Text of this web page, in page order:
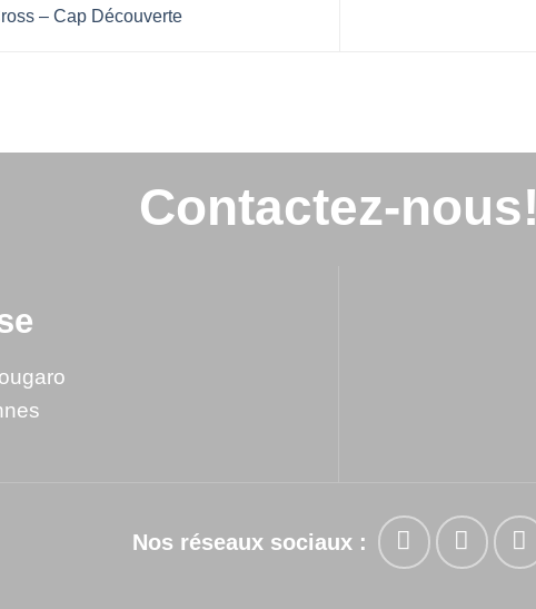
– Cap Découverte
Contactez-nous!
Nos réseaux sociaux :